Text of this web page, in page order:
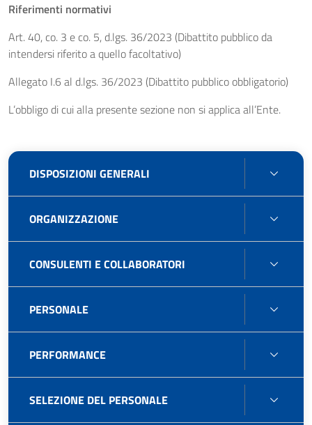
DISPOSIZIONI GENERALI
ORGANIZZAZIONE
CONSULENTI E COLLABORATORI
PERSONALE
PERFORMANCE
SELEZIONE DEL PERSONALE
Riferimenti normativi
Art. 40, co. 3 e co. 5, d.lgs. 36/2023 (Dibattito pubblico da
intendersi riferito a quello facoltativo)
Allegato I.6 al d.lgs. 36/2023 (Dibattito pubblico obbligatorio)
L’obbligo di cui alla presente sezione non si applica all’Ente.